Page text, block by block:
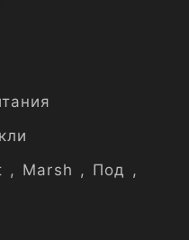
, Marsh , Под ,